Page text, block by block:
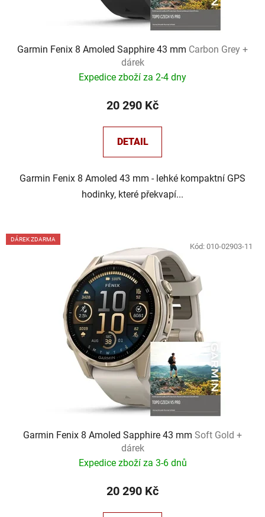
Garmin Fenix 8 Amoled Sapphire 43 mm Carbon Grey +
dárek
Expedice zboží za 2-4 dny
20 290 Kč
DETAIL
Garmin Fenix 8 Amoled 43 mm - lehké kompaktní GPS
hodinky, které překvapí...
DÁREK ZDARMA
Garmin Fenix 8 Amoled Sapphire 43 mm Soft Gold +
dárek
Expedice zboží za 3-6 dnů
20 290 Kč
Kód: 010-02903-11